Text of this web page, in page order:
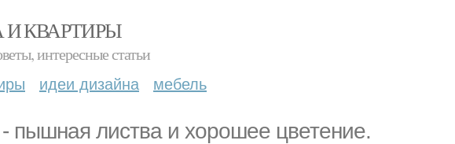
И КВАРТИРЫ
интересные статьи
идеи дизайна мебель
пышная листва и хорошее цветение.